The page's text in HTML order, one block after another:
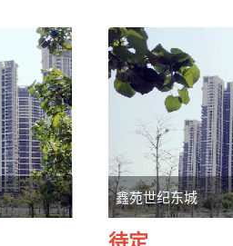
鑫苑世纪东城